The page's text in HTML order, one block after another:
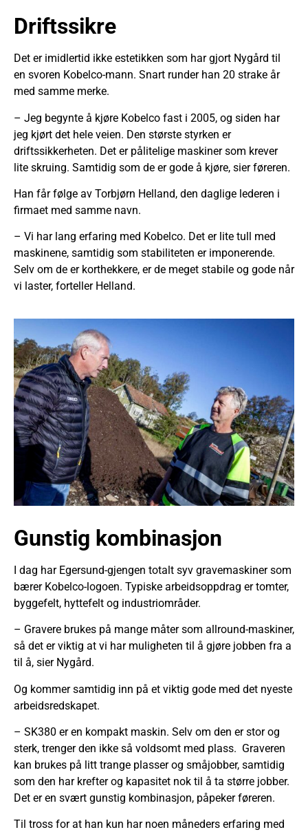
Driftssikre
Det er imidlertid ikke estetikken som har gjort Nygård til
en svoren Kobelco-mann. Snart runder han 20 strake år
med samme merke.
– Jeg begynte å kjøre Kobelco fast i 2005, og siden har
jeg kjørt det hele veien. Den største styrken er
driftssikkerheten. Det er pålitelige maskiner som krever
lite skruing. Samtidig som de er gode å kjøre, sier føreren.
Han får følge av Torbjørn Helland, den daglige lederen i
firmaet med samme navn.
– Vi har lang erfaring med Kobelco. Det er lite tull med
maskinene, samtidig som stabiliteten er imponerende.
Selv om de er korthekkere, er de meget stabile og gode når
vi laster, forteller Helland.
Gunstig kombinasjon
I dag har Egersund-gjengen totalt syv gravemaskiner som
bærer Kobelco-logoen. Typiske arbeidsoppdrag er tomter,
byggefelt, hyttefelt og industriområder.
– Gravere brukes på mange måter som allround-maskiner,
så det er viktig at vi har muligheten til å gjøre jobben fra a
til å, sier Nygård.
Og kommer samtidig inn på et viktig gode med det nyeste
arbeidsredskapet.
– SK380 er en kompakt maskin. Selv om den er stor og
sterk, trenger den ikke så voldsomt med plass. Graveren
kan brukes på litt trange plasser og småjobber, samtidig
som den har krefter og kapasitet nok til å ta større jobber.
Det er en svært gunstig kombinasjon, påpeker føreren.
Til tross for at han kun har noen måneders erfaring med